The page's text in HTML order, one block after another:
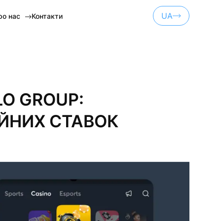
нас Контакти UA
GROUP:
СТАВОК